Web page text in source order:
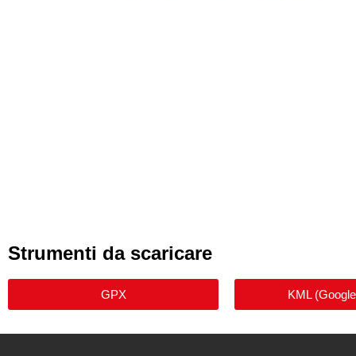
Strumenti da scaricare
GPX KML